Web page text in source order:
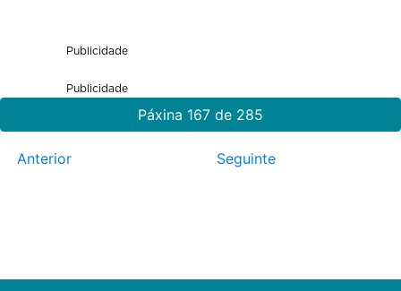
Publicidade
Publicidade
Páxina 167 de 285
Anterior Seguinte